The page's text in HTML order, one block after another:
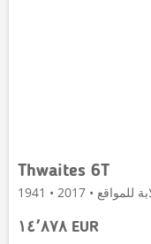
Thwaites 6T
١٤٬٨٧٨ EUR